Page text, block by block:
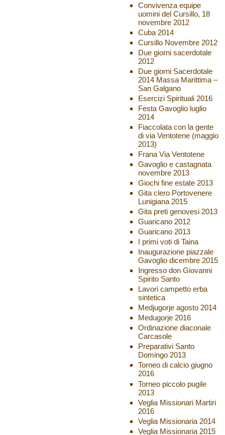
Convivenza equipe
uomini del Cursillo, 18
novembre 2012
Cuba 2014
Cursillo Novembre 2012
Due giorni sacerdotale
2012
Due giorni Sacerdotale
2014 Massa Marittima –
San Galgano
Esercizi Spirituali 2016
Festa Gavoglio luglio
2014
Fiaccolata con la gente
di via Ventotene (maggio
2013)
Frana Via Ventotene
Gavoglio e castagnata
novembre 2013
Giochi fine estate 2013
Gita clero Portovenere
Lunigiana 2015
Gita preti genovesi 2013
Guaricano 2012
Guaricano 2013
I primi voti di Taina
Inaugurazione piazzale
Gavoglio dicembre 2015
Ingresso don Giovanni
Spirito Santo
Lavori campetto erba
sintetica
Medjugorje agosto 2014
Medugorje 2016
Ordinazione diaconale
Carcasole
Preparativi Santo
Domingo 2013
Torneo di calcio giugno
2016
Torneo piccolo pugile
2013
Veglia Missionari Martiri
2016
Veglia Missionaria 2014
Veglia Missionaria 2015